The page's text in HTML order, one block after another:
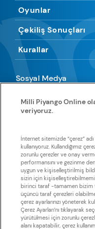
Oyunlar
Çekiliş Sonuçları
Kurallar
Sosyal Medya
Uygulamamıza göz atın
App Store
Sisal Şans, Sisal Şans’a
Milli Piyango Online
veriyoruz.
İnternet sitemizde “çerez”
kullanıyoruz. Kullandığımız
zorunlu çerezler ve onay
performansını ve gezinme
uygun ve kişiselleştirilmiş
sizin için
birinci taraf -tamamen bizim
üçüncü taraf çerezleri
çerez ayarlarınızı yöneterek
Çerez Ayarları’nı tıklayarak
yürütülmesi için zorunlu
alanı kapatabilir, çerez